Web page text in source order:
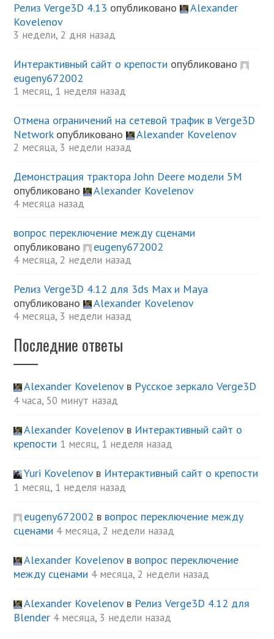
Релиз Verge3D 4.13 опубликовано
Alexander
Kovelenov
3 недели, 2 дня назад
Интерактивный сайт о крепости опубликовано
eugeny672002
1 месяц, 1 неделя назад
Отмена ограничений на сетевой трафик в Verge3D
Networkопубликовано Alexander Kovelenov
2 месяца, 3 недели назад
Демонстрация трактора John Deere модели 5М
опубликовано
Alexander Kovelenov
4 месяца назад
вопрос переключение между сценами
опубликовано
eugeny672002
4 месяца, 2 недели назад
Релиз Verge3D 4.12 для 3ds Max и Maya
опубликовано
Alexander Kovelenov
4 месяца, 3 недели назад
Последние ответы
Alexander Kovelenovв Русское зеркало Verge3D
4 часа, 50 минут назад
Alexander Kovelenovв Интерактивный сайт о
крепости 1 месяц, 1 неделя назад
Yuri Kovelenovв Интерактивный сайт о крепости
1 месяц, 1 неделя назад
eugeny672002 в вопрос переключение между
сценами 4 месяца, 2 недели назад
Alexander Kovelenovв вопрос переключение
между сценами 4 месяца, 2 недели назад
Alexander Kovelenovв Релиз Verge3D 4.12 для
Blender 4 месяца, 3 недели назад